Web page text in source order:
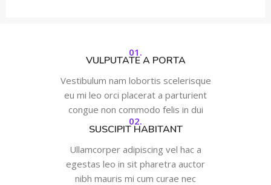
01.
VULPUTATE A PORTA
Vestibulum nam lobortis scelerisque
eu mi leo orci placerat a parturient
congue non commodo felis in dui
02.
SUSCIPIT HABITANT
Ullamcorper adipiscing vel hac a
egestas leo in sit pharetra auctor
nibh mauris mi cum curae nec